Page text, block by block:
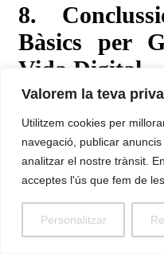
Valorem la teva
Utilitzem cookies per
navegació, publicar
analitzar el nostre trànsit.
acceptes l'ús que fem de
Personalitzar
8.
Bàsics per
Vida Digital
La gestió efectiva de la
l’adopció de principis de
les mesures de
20
Implementació